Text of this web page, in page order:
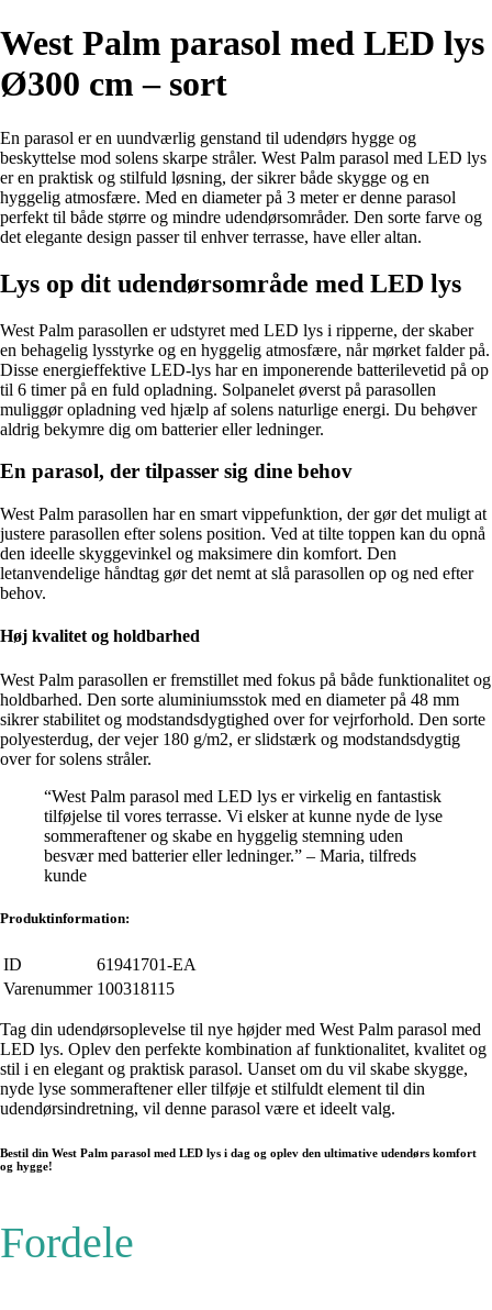
West Palm parasol med LED lys
Ø300 cm – sort
En parasol er en uundværlig genstand til udendørs hygge og
beskyttelse mod solens skarpe stråler. West Palm parasol med LED lys
er en praktisk og stilfuld løsning, der sikrer både skygge og en
hyggelig atmosfære. Med en diameter på 3 meter er denne parasol
perfekt til både større og mindre udendørsområder. Den sorte farve og
det elegante design passer til enhver terrasse, have eller altan.
Lys op dit udendørsområde med LED lys
West Palm parasollen er udstyret med LED lys i ripperne, der skaber
en behagelig lysstyrke og en hyggelig atmosfære, når mørket falder på.
Disse energieffektive LED-lys har en imponerende batterilevetid på op
til 6 timer på en fuld opladning. Solpanelet øverst på parasollen
muliggør opladning ved hjælp af solens naturlige energi. Du behøver
aldrig bekymre dig om batterier eller ledninger.
En parasol, der tilpasser sig dine behov
West Palm parasollen har en smart vippefunktion, der gør det muligt at
justere parasollen efter solens position. Ved at tilte toppen kan du opnå
den ideelle skyggevinkel og maksimere din komfort. Den
letanvendelige håndtag gør det nemt at slå parasollen op og ned efter
behov.
Høj kvalitet og holdbarhed
West Palm parasollen er fremstillet med fokus på både funktionalitet og
holdbarhed. Den sorte aluminiumsstok med en diameter på 48 mm
sikrer stabilitet og modstandsdygtighed over for vejrforhold. Den sorte
polyesterdug, der vejer 180 g/m2, er slidstærk og modstandsdygtig
over for solens stråler.
“West Palm parasol med LED lys er virkelig en fantastisk
tilføjelse til vores terrasse. Vi elsker at kunne nyde de lyse
sommeraftener og skabe en hyggelig stemning uden
besvær med batterier eller ledninger.” – Maria, tilfreds
kunde
Produktinformation:
ID
61941701-EA
Varenummer 100318115
Tag din udendørsoplevelse til nye højder med West Palm parasol med
LED lys. Oplev den perfekte kombination af funktionalitet, kvalitet og
stil i en elegant og praktisk parasol. Uanset om du vil skabe skygge,
nyde lyse sommeraftener eller tilføje et stilfuldt element til din
udendørsindretning, vil denne parasol være et ideelt valg.
Bestil din West Palm parasol med LED lys i dag og oplev den ultimative udendørs komfort
og hygge!
Fordele